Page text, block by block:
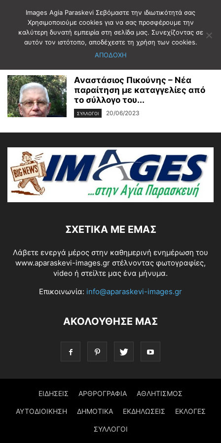
Αρχική Ετικέτες ΠΙΚΟΥΝΗΣ ΑΝΑΣΤΑΣΙΟΣ
ΠΙΚΟΥΝΗΣ ΑΝΑΣΤΑΣΙΟΣ
Αναστάσιος Πικούνης – Νέα
παραίτηση με καταγγελίες από
το σύλλογο του...
ΣΥΛΛΟΓΟΙ 20/06/2023
ΣΧΕΤΙΚΆ ΜΕ ΕΜΆΣ
Λάβετε ενεργά μέρος στην καθημερινή ενημέρωση του
www.aparaskevi-images.gr στέλνοντας φωτογραφίες,
video ή στείλτε μας ένα μήνυμα.
Επικοινωνία: info@aparaskevi-images.gr
ΑΚΟΛΟΥΘΗΣΕ ΜΑΣ
ΕΙΔΗΣΕΙΣ ΑΡΘΡΟΓΡΑΦΙΑ ΑΘΛΗΤΙΣΜΟΣ
ΑΥΤΟΔΙΟΙΚΗΣΗ ΔΗΜΟΤΙΚΑ ΕΚΔΗΛΩΣΕΙΣ ΕΚΛΟΓΕΣ
ΣΥΛΛΟΓΟΙ
Images Agia Paraskevi Σεβόμαστε την ιδιωτικότητά σας
Χρησιμοποιούμε cookies για να σας προσφέρουμε την
καλύτερη δυνατή εμπειρία στη σελίδα μας. Συνεχίζοντας σε
αυτόν τον ιστότοπο, αποδέχεστε τη χρήση των cookies.
ΑΠΟΔΟΧΗ